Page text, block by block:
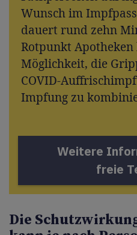
Wunsch im
dauert rund zehn
Rotpunkt
Möglichkeit, die
COVID-
Impfung zu
Weitere
freie
Die